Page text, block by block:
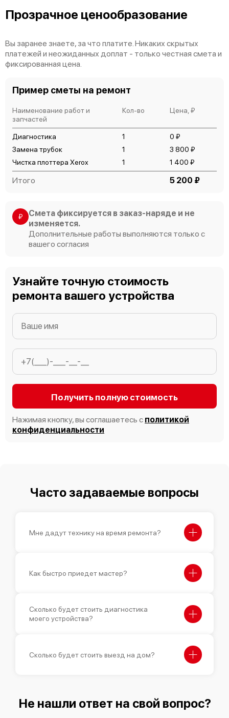
Прозрачное ценообразование
Вы заранее знаете, за что платите. Никаких скрытых
платежей и неожиданных доплат - только честная смета и
фиксированная цена.
Пример сметы на ремонт
Наименование работ и
запчастей
Кол-во Цена, ₽
Диагностика 1
0 ₽
Замена трубок
1
3 800 ₽
Чистка плоттера Xerox
1 1 400 ₽
Итого 5 200 ₽
₽
Смета фиксируется в заказ-наряде и не
изменяется.
Дополнительные работы выполняются только с
вашего согласия
Узнайте точную стоимость
ремонта вашего устройства
Получить полную стоимость
Нажимая кнопку, вы соглашаетесь с политикой
конфиденциальности
Часто задаваемые вопросы
Мне дадут технику на время ремонта?
Как быстро приедет мастер?
Сколько будет стоить диагностика
моего устройства?
Сколько будет стоить выезд на дом?
Не нашли ответ на свой вопрос?